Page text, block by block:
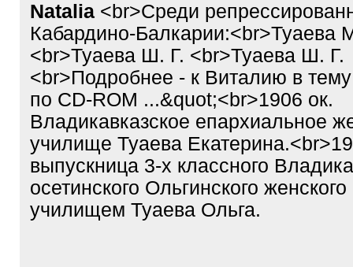
Natalia <br>Среди
Кабардино-Балкарии:<br>Туаева
<br>Туаева Ш. Г. <br>Туаева Ш. Г.
<br>Подробнее - к Виталию в
по СD-ROM ...&quot;<br>1906 ок.
Владикавказское епархиальное
училище Туаева
выпускница 3-х классного
осетинского Ольгинского
училищем Туаева Ольга.